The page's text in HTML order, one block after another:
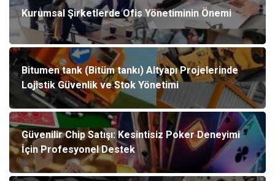
Kurumsal Şirketlerde Ofis Yönetiminin Önemi
Bitumen tank (Bitüm tankı) Altyapı Projelerinde
Lojistik Güvenlik ve Stok Yönetimi
Güvenilir Chip Satışı: Kesintisiz Poker Deneyimi
İçin Profesyonel Destek